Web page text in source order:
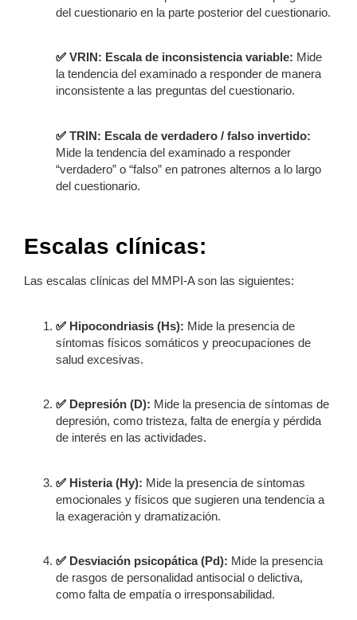
del cuestionario en la parte posterior del cuestionario.
✅ VRIN: Escala de inconsistencia variable: Mide
la tendencia del examinado a responder de manera
inconsistente a las preguntas del cuestionario.
✅ TRIN: Escala de verdadero / falso invertido:
Mide la tendencia del examinado a responder
“verdadero” o “falso” en patrones alternos a lo largo
del cuestionario.
Escalas clínicas:
Las escalas clínicas del MMPI-A son las siguientes:
✅ Hipocondriasis (Hs): Mide la presencia de
síntomas físicos somáticos y preocupaciones de
salud excesivas.
✅ Depresión (D): Mide la presencia de síntomas de
depresión, como tristeza, falta de energía y pérdida
de interés en las actividades.
✅ Histeria (Hy): Mide la presencia de síntomas
emocionales y físicos que sugieren una tendencia a
la exageración y dramatización.
✅ Desviación psicopática (Pd): Mide la presencia
de rasgos de personalidad antisocial o delictiva,
como falta de empatía o irresponsabilidad.